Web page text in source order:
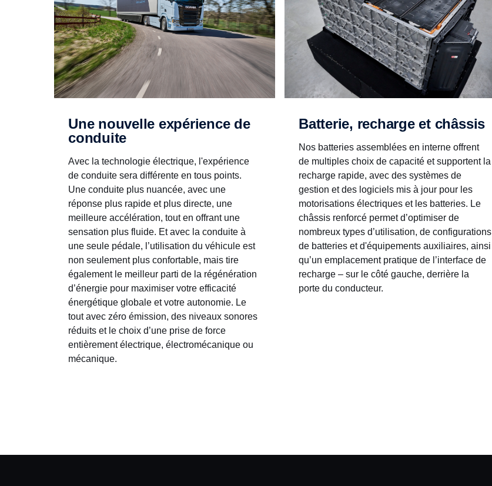
Une nouvelle expérience de
conduite
Avec la technologie électrique, l'expérience
de conduite sera différente en tous points.
Une conduite plus nuancée, avec une
réponse plus rapide et plus directe, une
meilleure accélération, tout en offrant une
sensation plus fluide. Et avec la conduite à
une seule pédale, l’utilisation du véhicule est
non seulement plus confortable, mais tire
également le meilleur parti de la régénération
d’énergie pour maximiser votre efficacité
énergétique globale et votre autonomie. Le
tout avec zéro émission, des niveaux sonores
réduits et le choix d’une prise de force
entièrement électrique, électromécanique ou
mécanique.
Batterie, recharge et châssis
Nos batteries assemblées en interne offrent
de multiples choix de capacité et supportent la
recharge rapide, avec des systèmes de
gestion et des logiciels mis à jour pour les
motorisations électriques et les batteries. Le
châssis renforcé permet d’optimiser de
nombreux types d’utilisation, de configurations
de batteries et d'équipements auxiliaires, ainsi
qu’un emplacement pratique de l’interface de
recharge – sur le côté gauche, derrière la
porte du conducteur.